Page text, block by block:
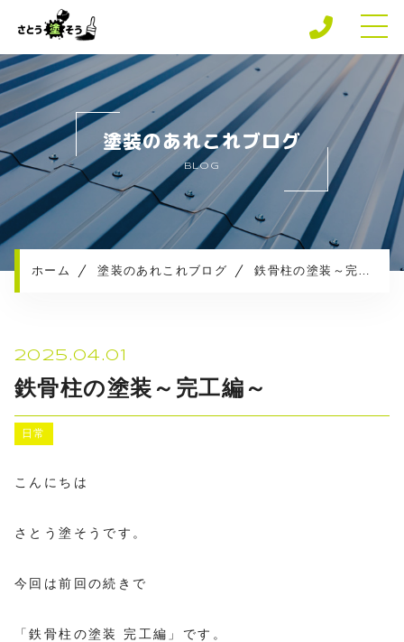
ホーム
専門店の強み
さとう塗そうの安心保障
施工メニュー
施工実績
施工の流れ
塗装のあれこれブログ
BLOG
ホーム 塗装のあれこれブログ 鉄骨柱の塗装～完工編～
2025.04.01
鉄骨柱の塗装～完工編～
日常
こんにちは
さとう塗そうです。
今回は前回の続きで
「鉄骨柱の塗装 完工編」です。